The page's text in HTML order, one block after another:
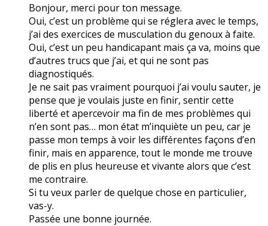
Bonjour, merci pour ton message.
Oui, c’est un problème qui se réglera avec le temps,
j’ai des exercices de musculation du genoux à faite.
Oui, c’est un peu handicapant mais ça va, moins que
d’autres trucs que j’ai, et qui ne sont pas
diagnostiqués.
Je ne sait pas vraiment pourquoi j’ai voulu sauter, je
pense que je voulais juste en finir, sentir cette
liberté et apercevoir ma fin de mes problèmes qui
n’en sont pas… mon état m’inquiète un peu, car je
passe mon temps à voir les différentes façons d’en
finir, mais en apparence, tout le monde me trouve
de plis en plus heureuse et vivante alors que c’est
me contraire.
Si tu veux parler de quelque chose en particulier,
vas-y.
Passée une bonne journée.